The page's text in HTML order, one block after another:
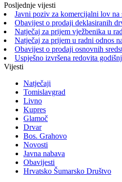
Posljednje vijesti
Javni poziv za komercijalni lov
Obavijest o prodaji deklasiranih
Natječaj za prijem vježbenika u
Natječaj za prijem u radni odnos
Obavijest o prodaji osnovnih
Uspješno izvršena redovita
Vijesti
Natječaji
Tomislavgrad
Livno
Kupres
Glamoč
Drvar
Bos. Grahovo
Novosti
Javna nabava
Obavijesti
Hrvatsko Šumarsko Društvo